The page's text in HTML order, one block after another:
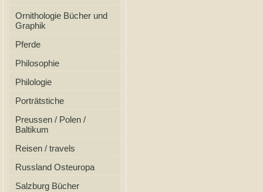
Ornithologie Bücher und
Graphik
Pferde
Philosophie
Philologie
Porträtstiche
Preussen / Polen /
Baltikum
Reisen / travels
Russland Osteuropa
Salzburg Bücher